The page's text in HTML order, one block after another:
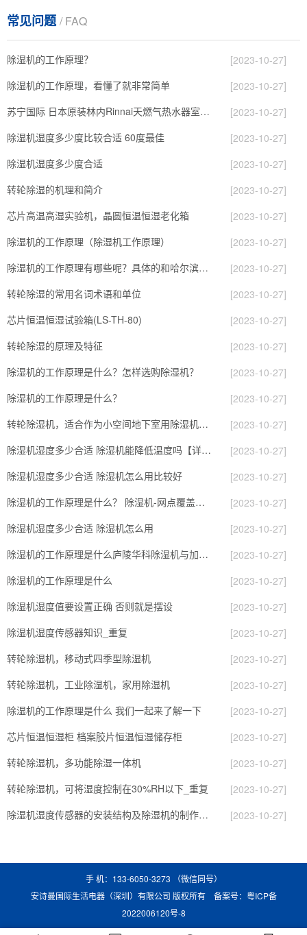
常见问题/ FAQ
除湿机的工作原理？
[2023-10-27]
除湿机的工作原理，看懂了就非常简单
[2023-10-27]
苏宁国际 日本原装林内Rinnai天燃气热水器室内外机20L24升恒温0冷水循环泵RUF-A2005AU(B)
[2023-10-27]
除湿机湿度多少度比较合适 60度最佳
[2023-10-27]
除湿机湿度多少度合适
[2023-10-27]
转轮除湿的机理和简介
[2023-10-27]
芯片高温高湿实验机，晶圆恒温恒湿老化箱
[2023-10-27]
除湿机的工作原理（除湿机工作原理）
[2023-10-27]
除湿机的工作原理有哪些呢？具体的和哈尔滨除湿机了解一下吧！
[2023-10-27]
转轮除湿的常用名词术语和单位
[2023-10-27]
芯片恒温恒湿试验箱(LS-TH-80)
[2023-10-27]
转轮除湿的原理及特征
[2023-10-27]
除湿机的工作原理是什么？怎样选购除湿机？
[2023-10-27]
除湿机的工作原理是什么？
[2023-10-27]
转轮除湿机，适合作为小空间地下室用除湿机使用么？
[2023-10-27]
除湿机湿度多少合适 除湿机能降低温度吗【详解】
[2023-10-27]
除湿机湿度多少合适 除湿机怎么用比较好
[2023-10-27]
除湿机的工作原理是什么？ 除湿机-网点覆盖全国-专
[2023-10-27]
除湿机湿度多少合适 除湿机怎么用
[2023-10-27]
除湿机的工作原理是什么庐陵华科除湿机与加热器除湿有什么区别
[2023-10-27]
除湿机的工作原理是什么
[2023-10-27]
除湿机湿度值要设置正确 否则就是摆设
[2023-10-27]
除湿机湿度传感器知识_重复
[2023-10-27]
转轮除湿机，移动式四季型除湿机
[2023-10-27]
转轮除湿机，工业除湿机，家用除湿机
[2023-10-27]
除湿机的工作原理是什么 我们一起来了解一下
[2023-10-27]
芯片恒温恒湿柜 档案胶片恒温恒湿储存柜
[2023-10-27]
转轮除湿机，多功能除湿一体机
[2023-10-27]
转轮除湿机，可将湿度控制在30%RH以下_重复
[2023-10-27]
除湿机湿度传感器的安装结构及除湿机的制作方法
[2023-10-27]
手 机：133-6050-3273 （微信同号）
安诗曼国际生活电器（深圳）有限公司 版权所有 备案号： 粤ICP备
2022006120号-8